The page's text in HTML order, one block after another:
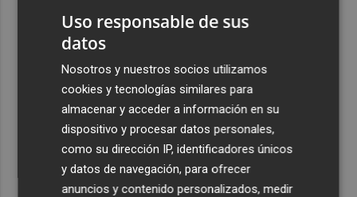
con una victoria contra el Galatasaray
Kiat Lim preside por primera vez un partido en Mestalla
El once del Valencia CF para el último Trofeu Taronja de
Mestalla
Aemet prevé peligro de incendios "muy alto" o
"extremo" en la mayor parte de la Península y Baleares
el día del eclipse
Uso responsable de sus
datos
Nosotros y nuestros socios utilizamos
cookies y tecnologías similares para
almacenar y acceder a información en su
dispositivo y procesar datos personales,
como su dirección IP, identificadores únicos
y datos de navegación, para ofrecer
anuncios y contenido personalizados, medir